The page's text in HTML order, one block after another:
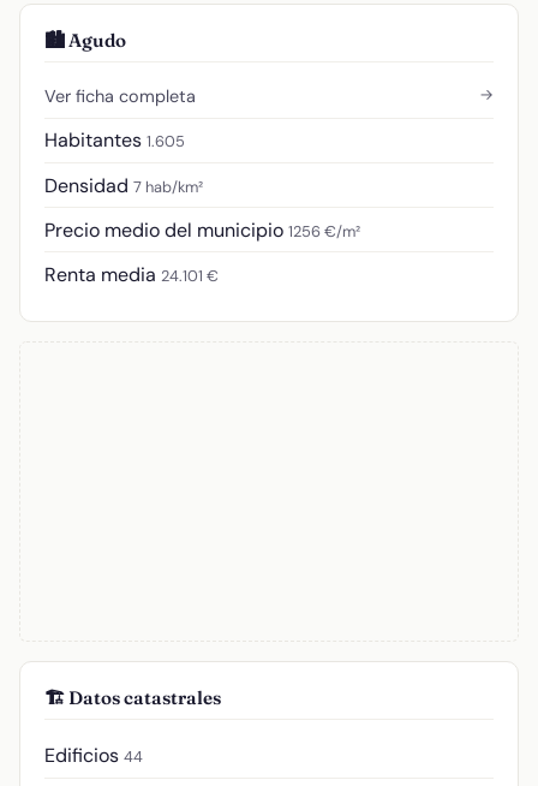
🏙️ Agudo
Ver ficha completa →
Habitantes 1.605
Densidad 7 hab/km²
Precio medio del municipio 1256 €/m²
Renta media 24.101 €
🏗️ Datos catastrales
Edificios 44